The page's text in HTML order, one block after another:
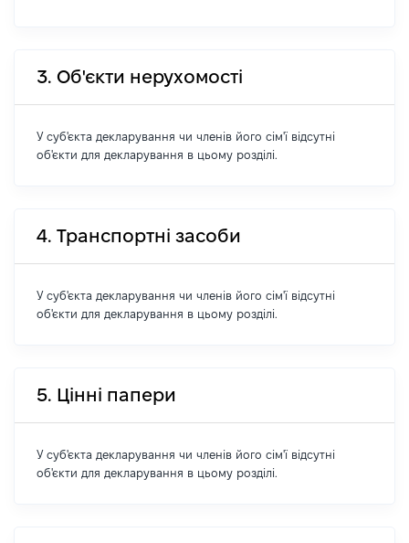
3. Об'єкти нерухомості
У суб'єкта декларування чи членів його сім'ї відсутні
об'єкти для декларування в цьому розділі.
4. Транспортні засоби
У суб'єкта декларування чи членів його сім'ї відсутні
об'єкти для декларування в цьому розділі.
5. Цінні папери
У суб'єкта декларування чи членів його сім'ї відсутні
об'єкти для декларування в цьому розділі.